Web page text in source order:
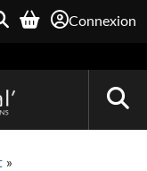
Connexion
»